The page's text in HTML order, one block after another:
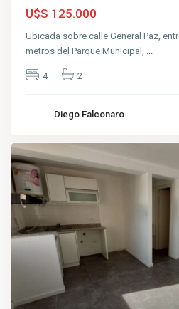
U$S 125.000
Ubicada sobre calle General Paz,
metros del Parque Municipal, ...
4 2
Diego Falconaro